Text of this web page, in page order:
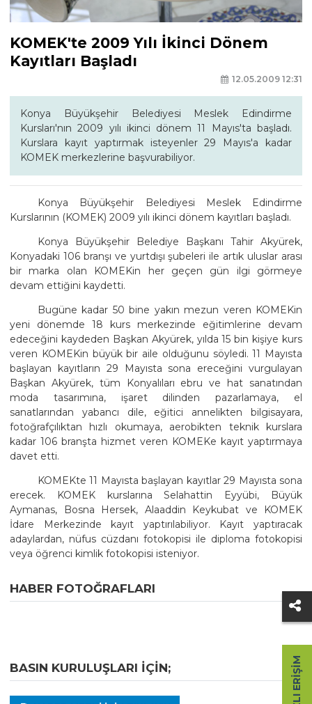
KOMEK'te 2009 Yılı İkinci Dönem
Kayıtları Başladı
12.05.2009 12:31
Konya Büyükşehir Belediyesi Meslek Edindirme
Kursları'nın 2009 yılı ikinci dönem 11 Mayıs'ta başladı.
Kurslara kayıt yaptırmak isteyenler 29 Mayıs'a kadar
KOMEK merkezlerine başvurabiliyor.
Konya Büyükşehir Belediyesi Meslek Edindirme
Kurslarının (KOMEK) 2009 yılı ikinci dönem kayıtları başladı.
Konya Büyükşehir Belediye Başkanı Tahir Akyürek,
Konyadaki 106 branşı ve yurtdışı şubeleri ile artık uluslar arası
bir marka olan KOMEKin her geçen gün ilgi görmeye
devam ettiğini kaydetti.
Bugüne kadar 50 bine yakın mezun veren KOMEKin
yeni dönemde 18 kurs merkezinde eğitimlerine devam
edeceğini kaydeden Başkan Akyürek, yılda 15 bin kişiye kurs
veren KOMEKin büyük bir aile olduğunu söyledi. 11 Mayısta
başlayan kayıtların 29 Mayısta sona ereceğini vurgulayan
Başkan Akyürek, tüm Konyalıları ebru ve hat sanatından
moda tasarımına, işaret dilinden pazarlamaya, el
sanatlarından yabancı dile, eğitici annelikten bilgisayara,
fotoğrafçılıktan hızlı okumaya, aerobikten teknik kurslara
kadar 106 branşta hizmet veren KOMEKe kayıt yaptırmaya
davet etti.
KOMEKte 11 Mayısta başlayan kayıtlar 29 Mayısta sona
erecek. KOMEK kurslarına Selahattin Eyyübi, Büyük
Aymanas, Bosna Hersek, Alaaddin Keykubat ve KOMEK
İdare Merkezinde kayıt yaptırılabiliyor. Kayıt yaptıracak
adaylardan, nüfus cüzdanı fotokopisi ile diploma fotokopisi
veya öğrenci kimlik fotokopisi isteniyor.
HABER FOTOĞRAFLARI
BASIN KURULUŞLARI IÇIN; HIZLI ERIŞIM